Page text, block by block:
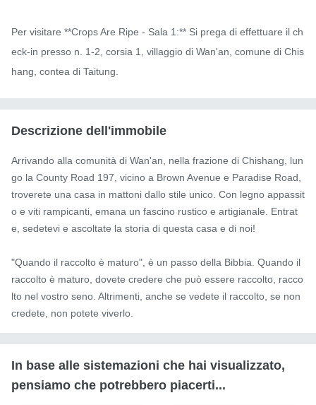
Per visitare **Crops Are Ripe - Sala 1:** Si prega di effettuare il ch
eck-in presso n. 1-2, corsia 1, villaggio di Wan'an, comune di Chis
hang, contea di Taitung.
Descrizione dell'immobile
Arrivando alla comunità di Wan'an, nella frazione di Chishang, lun
go la County Road 197, vicino a Brown Avenue e Paradise Road,
troverete una casa in mattoni dallo stile unico. Con legno appassit
o e viti rampicanti, emana un fascino rustico e artigianale. Entrat
e, sedetevi e ascoltate la storia di questa casa e di noi!
"Quando il raccolto è maturo", è un passo della Bibbia. Quando il
raccolto è maturo, dovete credere che può essere raccolto, racco
lto nel vostro seno. Altrimenti, anche se vedete il raccolto, se non
credete, non potete viverlo.
In base alle sistemazioni che hai visualizzato,
pensiamo che potrebbero piacerti...